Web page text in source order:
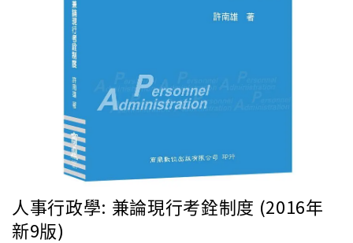
人事行政學: 兼論現行考銓制度 (2016年
新9版)